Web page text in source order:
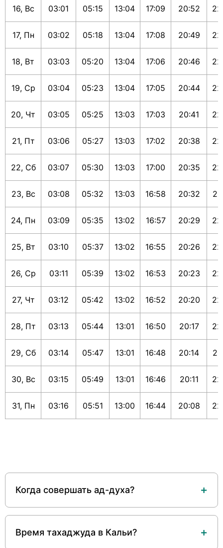
16, Вс 03:01 05:15 13:04 17:09 20:52
17, Пн 03:02 05:18 13:04 17:08 20:49
18, Вт 03:03 05:20 13:04 17:06 20:46
19, Ср 03:04 05:23 13:04 17:05 20:44
20, Чт 03:05 05:25 13:03 17:03 20:41
21, Пт 03:06 05:27 13:03 17:02 20:38
22, Сб 03:07 05:30 13:03 17:00 20:35
23, Вс 03:08 05:32 13:03 16:58 20:32
24, Пн 03:09 05:35 13:02 16:57 20:29
25, Вт 03:10 05:37 13:02 16:55 20:26
26, Ср 03:11 05:39 13:02 16:53 20:23
27, Чт 03:12 05:42 13:02 16:52 20:20
28, Пт 03:13 05:44 13:01 16:50 20:17
29, Сб 03:14 05:47 13:01 16:48 20:14
30, Вс 03:15 05:49 13:01 16:46 20:11
31, Пн 03:16 05:51 13:00 16:44 20:08
Когда совершать ад-духа?
Время тахаджуда в Кальи?